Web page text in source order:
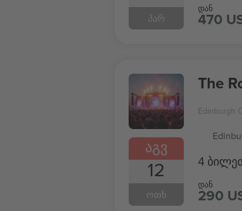
ᲞᲐᲠ
დან
470
ᲐᲒᲕ
12
ᲝᲗᲮ
Edinburgh
4
დან
290